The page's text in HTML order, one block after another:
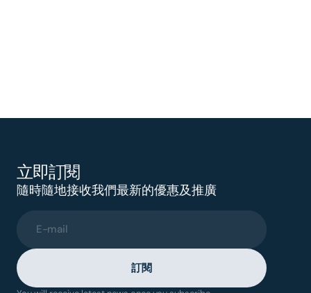
立即訂閱
隨時隨地接收我們最新的優惠及推廣
E-mail
訂閱